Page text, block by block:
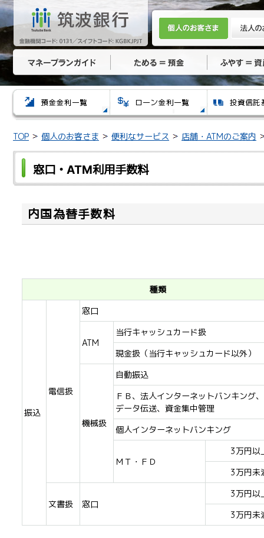
TOP 個人のお客さま 便利なサービス 店舗・ATMのご案内
窓口・ATM利用手数料
内国為替手数料
種類
振込
電信扱
窓口
ATM
当行キャッシュカード扱
現金扱（当行キャッシュカード以外）
機械扱
自動振込
ＦＢ、法人インターネットバンキング、
データ伝送、資金集中管理
個人インターネットバンキング
ＭＴ・ＦＤ
3万円以
3万円未
文書扱 窓口
3万円以
3万円未